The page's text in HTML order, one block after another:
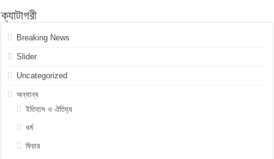
ক্যাটাগরী
Breaking News
Slider
Uncategorized
অন্যান্য
ইতিহাস ও ঐতিহ্য
ধর্ম
ফিচার